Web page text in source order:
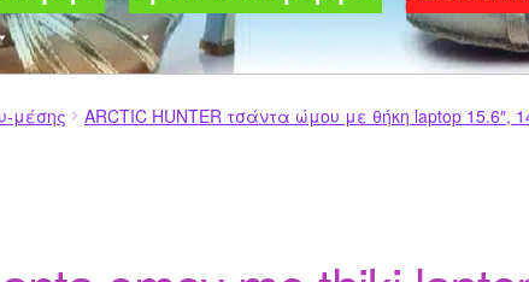
μέσης ARCTIC HUNTER τσάντα ώμου με θήκη laptop 15.6″,